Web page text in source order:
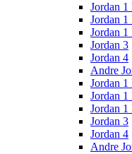
Jordan 1
Jordan 1
Jordan
Jordan 3
Jordan 4
Andre
Jordan 1
Jordan 1
Jordan
Jordan 3
Jordan 4
Andre